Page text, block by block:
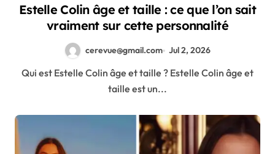
Estelle Colin âge et taille : ce que l’on sait
vraiment sur cette personnalité
cerevue@gmail.com Jul 2, 2026
Qui est Estelle Colin âge et taille ? Estelle Colin âge et
taille est un...